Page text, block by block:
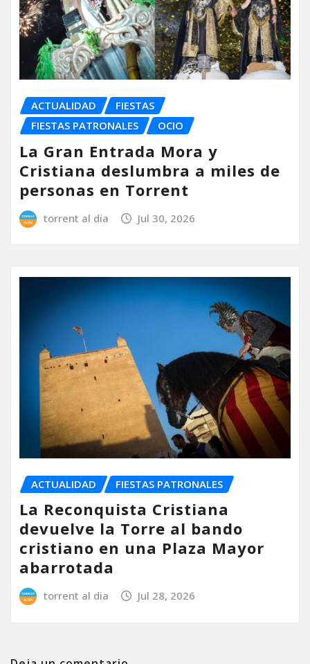
ACTUALIDAD
FIESTAS
FIESTAS PATRONALES
OCIO
La Gran Entrada Mora y
Cristiana deslumbra a miles de
personas en Torrent
torrent al dia Jul 30, 2026
ACTUALIDAD FIESTAS PATRONALES
La Reconquista Cristiana
devuelve la Torre al bando
cristiano en una Plaza Mayor
abarrotada
torrent al dia Jul 28, 2026